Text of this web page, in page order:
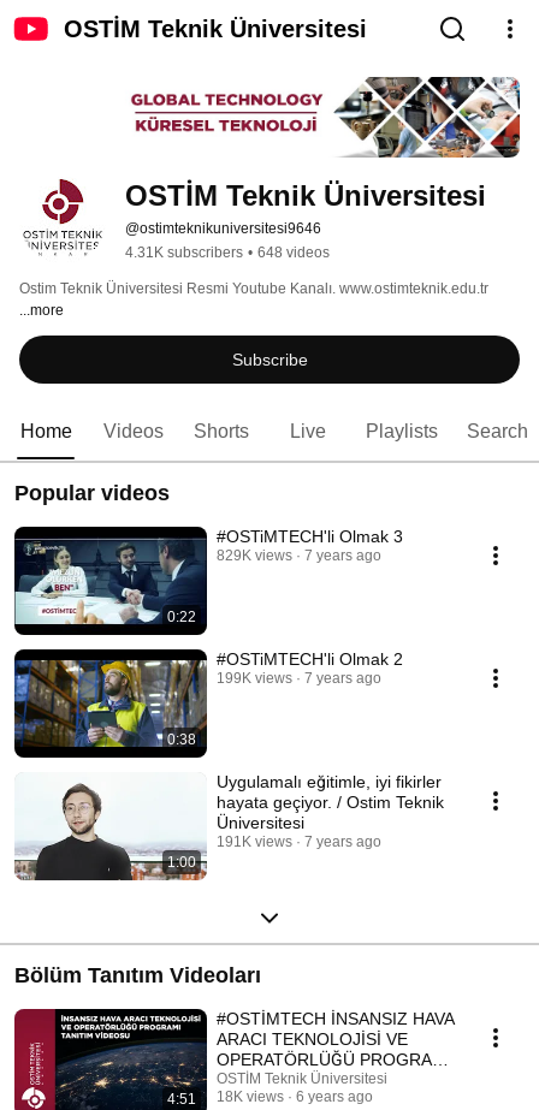
OSTİM Teknik Üniversitesi
OSTİM Teknik Üniversitesi
@ostimteknikuniversitesi9646
4.31K subscribers • 648 videos
Ostim Teknik Üniversitesi Resmi Youtube Kanalı. www.ostimteknik.edu.tr
...more
Subscribe
Home Videos Shorts Live Playlists Search
Popular videos
0:22
#OSTiMTECH'li Olmak 3
829K views 7 years ago
0:38
#OSTiMTECH'li Olmak 2
199K views 7 years ago
1:00
Uygulamalı eğitimle, iyi fikirler
hayata geçiyor. / Ostim Teknik
Üniversitesi
191K views 7 years ago
Bölüm Tanıtım Videoları
4:51
#OSTİMTECH İNSANSIZ HAVA
ARACI TEKNOLOJİSİ VE
OPERATÖRLÜĞÜ PROGRAMI
TANITIM VİDEOSU
OSTİM Teknik Üniversitesi
18K views
6 years ago